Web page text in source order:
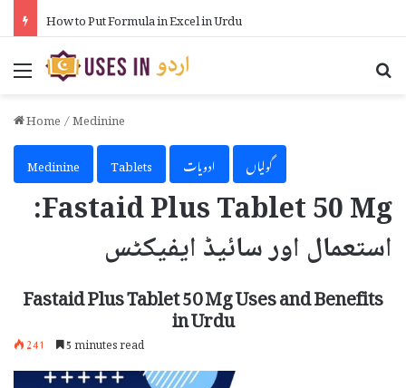
How to Put Formula in Excel in Urdu
Menu
Home/Medinine
Medinine
Tablets ادویات گولیاں
Fastaid Plus Tablet 50 Mg:
استعمال اور سائیڈ ایفیکٹس
Fastaid Plus Tablet 50 Mg Uses and Benefits
in Urdu
241 5 minutes read